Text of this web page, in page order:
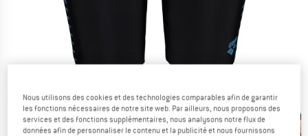
Photos détaillées
Nous utilisons des cookies et des technologies comparables afin de garantir
les fonctions nécessaires de notre site web. Par ailleurs, nous proposons des
services et des fonctions supplémentaires, nous analysons notre flux de
données afin de personnaliser le contenu et la publicité et nous fournissons